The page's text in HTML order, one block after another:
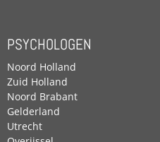
PSYCHOLOGEN
Noord Holland
Zuid Holland
Noord Brabant
Gelderland
Utrecht